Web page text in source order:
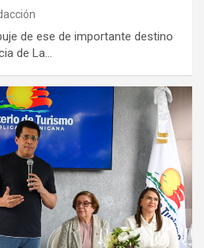
de ese de importante destino
de La…